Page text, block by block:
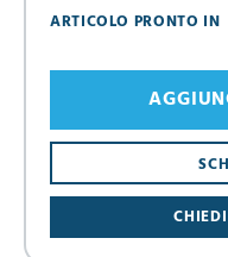
ARTICOLO PRONTO IN